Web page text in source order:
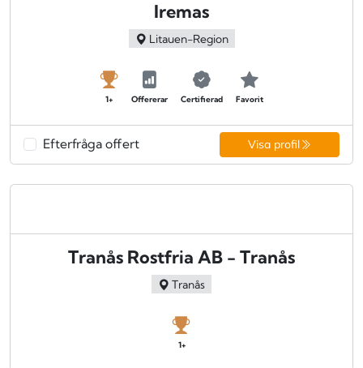
Iremas
Litauen-Region
1+ Offererar Certifierad Favorit
Efterfråga offert Visa profil
Tranås Rostfria AB - Tranås
Tranås
1+